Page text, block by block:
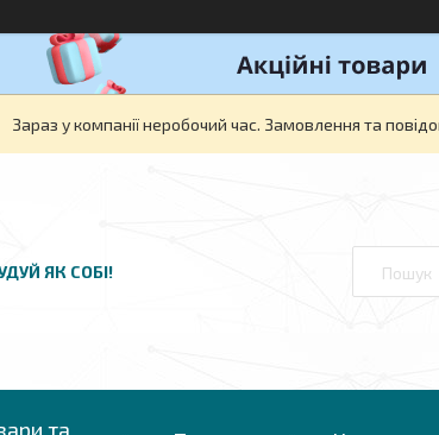
Зараз у компанії неробочий час. Замовлення та
ЯК СОБІ!
та